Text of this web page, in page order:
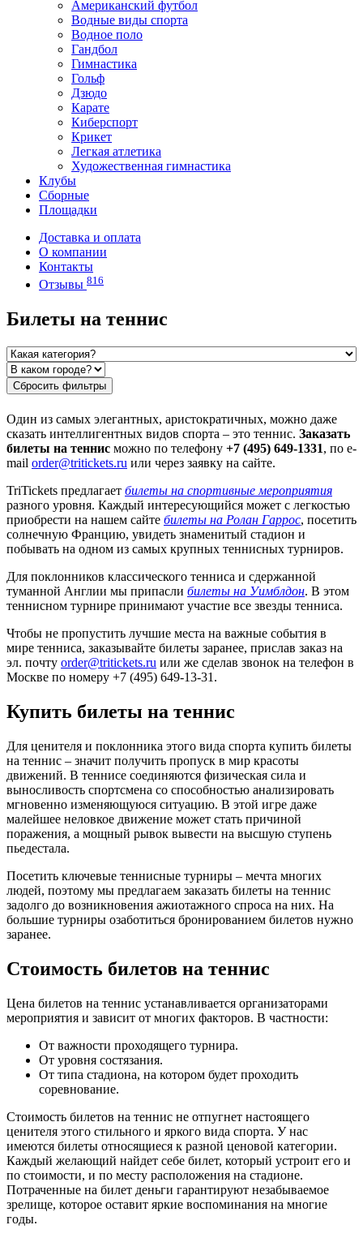
Американский футбол
Водные виды спорта
Водное поло
Гандбол
Гимнастика
Гольф
Дзюдо
Карате
Киберспорт
Крикет
Легкая атлетика
Художественная гимнастика
Клубы
Сборные
Площадки
Доставка и оплата
О компании
Контакты
Отзывы 816
Билеты на теннис
Сбросить фильтры
Один из самых элегантных, аристократичных, можно даже
сказать интеллигентных видов спорта – это теннис. Заказать
билеты на теннис можно по телефону +7 (495) 649-1331, по e-
mail order@tritickets.ru или через заявку на сайте.
TriTickets предлагает билеты на спортивные мероприятия
разного уровня. Каждый интересующийся может с легкостью
приобрести на нашем сайте билеты на Ролан Гаррос, посетить
солнечную Францию, увидеть знаменитый стадион и
побывать на одном из самых крупных теннисных турниров.
Для поклонников классического тенниса и сдержанной
туманной Англии мы припасли билеты на Уимблдон. В этом
теннисном турнире принимают участие все звезды тенниса.
Чтобы не пропустить лучшие места на важные события в
мире тенниса, заказывайте билеты заранее, прислав заказ на
эл. почту order@tritickets.ru или же сделав звонок на телефон в
Москве по номеру +7 (495) 649-13-31.
Купить билеты на теннис
Для ценителя и поклонника этого вида спорта купить билеты
на теннис – значит получить пропуск в мир красоты
движений. В теннисе соединяются физическая сила и
выносливость спортсмена со способностью анализировать
мгновенно изменяющуюся ситуацию. В этой игре даже
малейшее неловкое движение может стать причиной
поражения, а мощный рывок вывести на высшую ступень
пьедестала.
Посетить ключевые теннисные турниры – мечта многих
людей, поэтому мы предлагаем заказать билеты на теннис
задолго до возникновения ажиотажного спроса на них. На
большие турниры озаботиться бронированием билетов нужно
заранее.
Стоимость билетов на теннис
Цена билетов на теннис устанавливается организаторами
мероприятия и зависит от многих факторов. В частности:
От важности проходящего турнира.
От уровня состязания.
От типа стадиона, на котором будет проходить
соревнование.
Стоимость билетов на теннис не отпугнет настоящего
ценителя этого стильного и яркого вида спорта. У нас
имеются билеты относящиеся к разной ценовой категории.
Каждый желающий найдет себе билет, который устроит его и
по стоимости, и по месту расположения на стадионе.
Потраченные на билет деньги гарантируют незабываемое
зрелище, которое оставит яркие воспоминания на многие
годы.